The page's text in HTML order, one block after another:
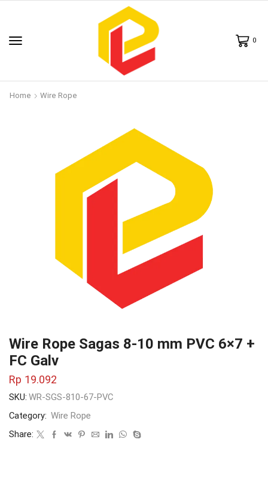
0
Home Wire Rope
Wire Rope Sagas 8-10 mm PVC 6×7 +
FC Galv
Rp 19.092
SKU: WR-SGS-810-67-PVC
Category: Wire Rope
Share: